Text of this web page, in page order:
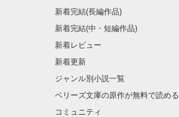
新着完結(長編作品)
新着完結(中・短編作品)
新着レビュー
新着更新
ジャンル別小説一覧
ベリーズ文庫の原作が無料で読める
コミュニティ